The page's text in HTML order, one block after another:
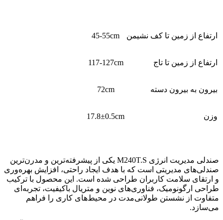
ارتفاع از زمین تا کف نشیمن 45-55cm
ارتفاع از زمین تا تاج 117-127cm
بیرون به بیرون دسته 72cm
وزن 17.8±0.5cm
صندلی مدیریت انرژی M240T.S یکی از پیشرفته‌ترین و مدرن‌ترین
صندلی‌های مدیریتی است که با هدف ایجاد راحتی، افزایش بهره‌وری
و ارتقای سلامت کاربران طراحی شده است. این محصول با ترکیب
طراحی ارگونومیک، فناوری‌های نوین و متریال باکیفیت، تجربه‌ای
متفاوت از نشستن طولانی‌مدت در محیط‌های کاری را فراهم
می‌سازد.